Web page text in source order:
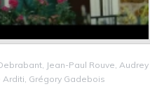
Jean-Paul Rouve, Audrey
Arditi, Grégory Gadebois